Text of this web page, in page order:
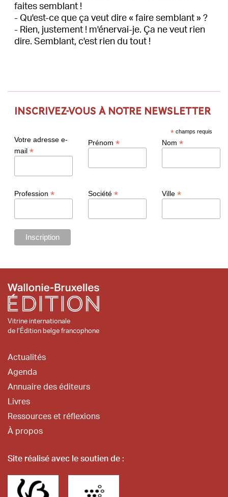
faites semblant !
- Qu'est-ce que ça veut dire « faire semblant » ?
- Rien, justement ! m'énervai-je. Ça ne veut rien
dire. Semblant, c'est rien du tout !
Inscrivez-vous à notre newsletter
*champs requis
Votre adresse e-
mail *
Prénom * Nom *
Profession * Société * Ville *
Vitrine internationale
de l’Édition belge francophone
Actualités
Agenda
Annuaire des éditeurs
Livres
Ressources et réflexions
À propos
Site réalisé avec le soutien de :